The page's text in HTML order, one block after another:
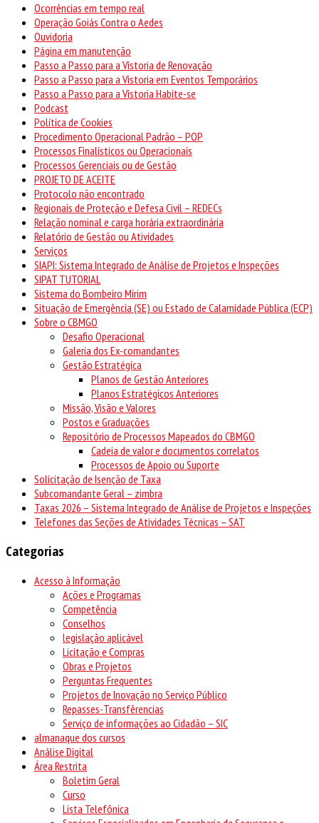
Ocorrências em tempo real
Operação Goiás Contra o Aedes
Ouvidoria
Página em manutenção
Passo a Passo para a Vistoria de Renovação
Passo a Passo para a Vistoria em Eventos Temporários
Passo a Passo para a Vistoria Habite-se
Podcast
Política de Cookies
Procedimento Operacional Padrão – POP
Processos Finalísticos ou Operacionais
Processos Gerenciais ou de Gestão
PROJETO DE ACEITE
Protocolo não encontrado
Regionais de Proteção e Defesa Civil – REDECs
Relação nominal e carga horária extraordinária
Relatório de Gestão ou Atividades
Serviços
SIAPI: Sistema Integrado de Análise de Projetos e Inspeções
SIPAT TUTORIAL
Sistema do Bombeiro Mirim
Situação de Emergência (SE) ou Estado de Calamidade Pública (ECP)
Sobre o CBMGO
Desafio Operacional
Galeria dos Ex-comandantes
Gestão Estratégica
Planos de Gestão Anteriores
Planos Estratégicos Anteriores
Missão, Visão e Valores
Postos e Graduações
Repositório de Processos Mapeados do CBMGO
Cadeia de valor e documentos correlatos
Processos de Apoio ou Suporte
Solicitação de Isenção de Taxa
Subcomandante Geral – zimbra
Taxas 2026 – Sistema Integrado de Análise de Projetos e Inspeções
Telefones das Seções de Atividades Técnicas – SAT
Categorias
Acesso à Informação
Ações e Programas
Competência
Conselhos
legislação aplicável
Licitação e Compras
Obras e Projetos
Perguntas Frequentes
Projetos de Inovação no Serviço Público
Repasses-Transfêrencias
Serviço de informações ao Cidadão – SIC
almanaque dos cursos
Análise Digital
Área Restrita
Boletim Geral
Curso
Lista Telefônica